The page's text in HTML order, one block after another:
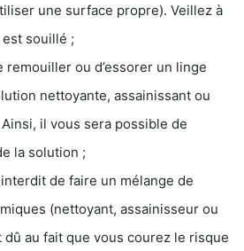
une surface propre). Veillez à
est souillé ;
remouiller ou d’essorer un linge
nettoyante, assainissant ou
il vous sera possible de
la solution ;
de faire un mélange de
(nettoyant, assainisseur ou
au fait que vous courez le risque